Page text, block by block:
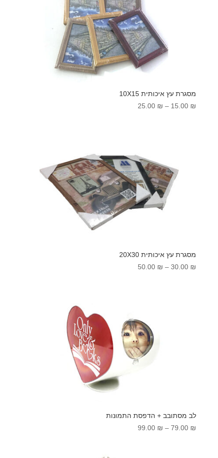
מסגרת עץ איכותית 10X15
15.00 ₪
–
25.00 ₪
טווח
מסגרת עץ איכותית 20X30
30.00 ₪
–
50.00 ₪
טווח
לב מסתובב + הדפסת התמונות
79.00 ₪
–
99.00 ₪
טווח